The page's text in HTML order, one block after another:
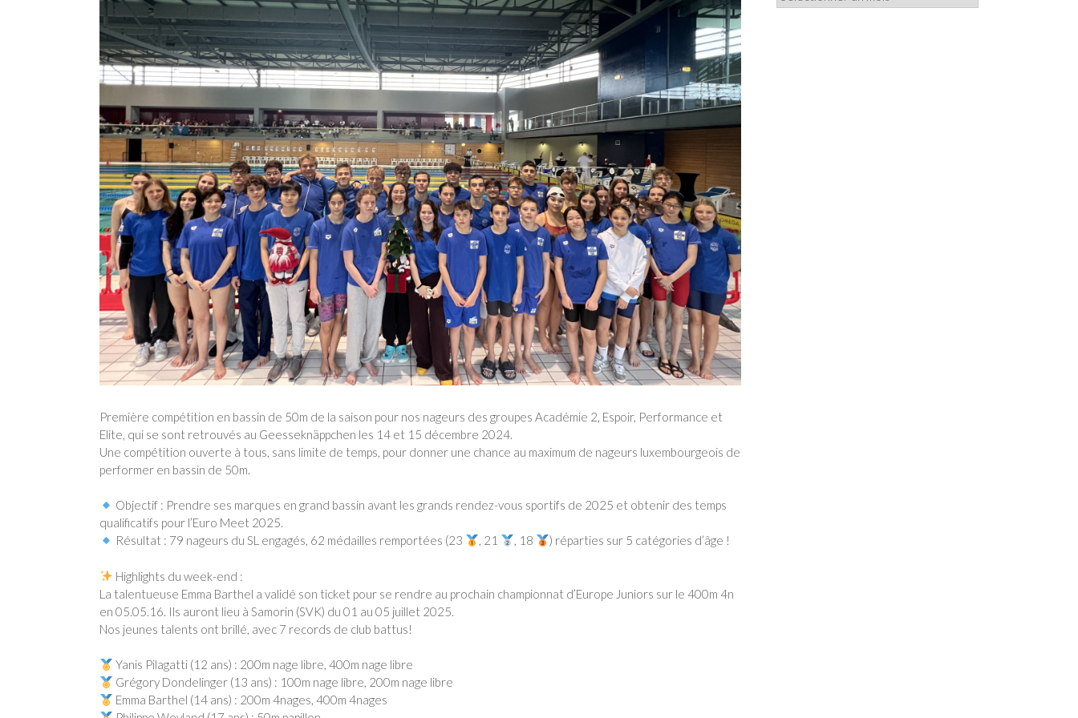
Première compétition en bassin de 50m de la saison pour nos nageurs des groupes Académie 2, Espoir, Performance et
Elite, qui se sont retrouvés au Geesseknäppchen les 14 et 15 décembre 2024.
Une compétition ouverte à tous, sans limite de temps, pour donner une chance au maximum de nageurs luxembourgeois de
performer en bassin de 50m.
Objectif : Prendre ses marques en grand bassin avant les grands rendez-vous sportifs de 2025 et obtenir des temps
qualificatifs pour l’Euro Meet 2025.
Résultat : 79 nageurs du SL engagés, 62 médailles remportées (23
, 21 , 18 ) réparties sur 5 catégories d’âge !
Highlights du week-end :
La talentueuse Emma Barthel a validé son ticket pour se rendre au prochain championnat d’Europe Juniors sur le 400m 4n
en 05.05.16. Ils auront lieu à Samorin (SVK) du 01 au 05 juillet 2025.
Nos jeunes talents ont brillé, avec 7 records de club battus!
Yanis Pilagatti (12 ans) : 200m nage libre, 400m nage libre
Grégory Dondelinger (13 ans) : 100m nage libre, 200m nage libre
Emma Barthel (14 ans) : 200m 4nages, 400m 4nages